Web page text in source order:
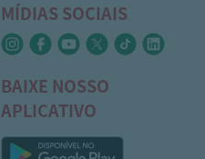
MÍDIAS SOCIAIS
BAIXE NOSSO
APLICATIVO